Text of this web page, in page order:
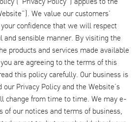
(“Privacy Policy”) applies to the
We value our customers’
confidence that we will respect
and sensible manner. By visiting the
products and services made available
are agreeing to the terms of this
this policy carefully. Our business is
Privacy Policy and the Website’s
change from time to time. We may e-
of our notices and terms of business,